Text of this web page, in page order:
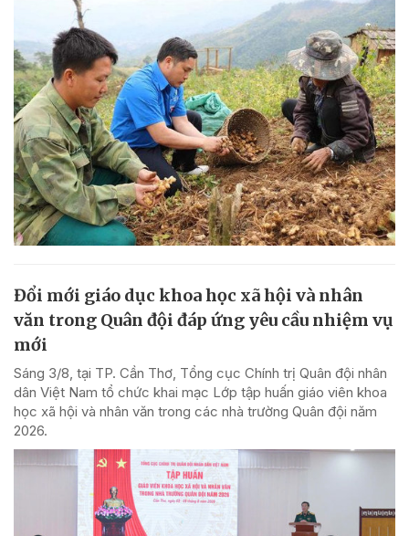
Đổi mới giáo dục khoa học xã hội và nhân
văn trong Quân đội đáp ứng yêu cầu nhiệm vụ
mới
Sáng 3/8, tại TP. Cần Thơ, Tổng cục Chính trị Quân đội nhân
dân Việt Nam tổ chức khai mạc Lớp tập huấn giáo viên khoa
học xã hội và nhân văn trong các nhà trường Quân đội năm
2026.